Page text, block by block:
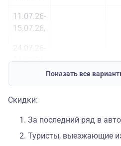
11.07.26-
15.07.26,
31.08.26,
Показать все
Скидки:
За последний ряд в
Туристы, выезжающие